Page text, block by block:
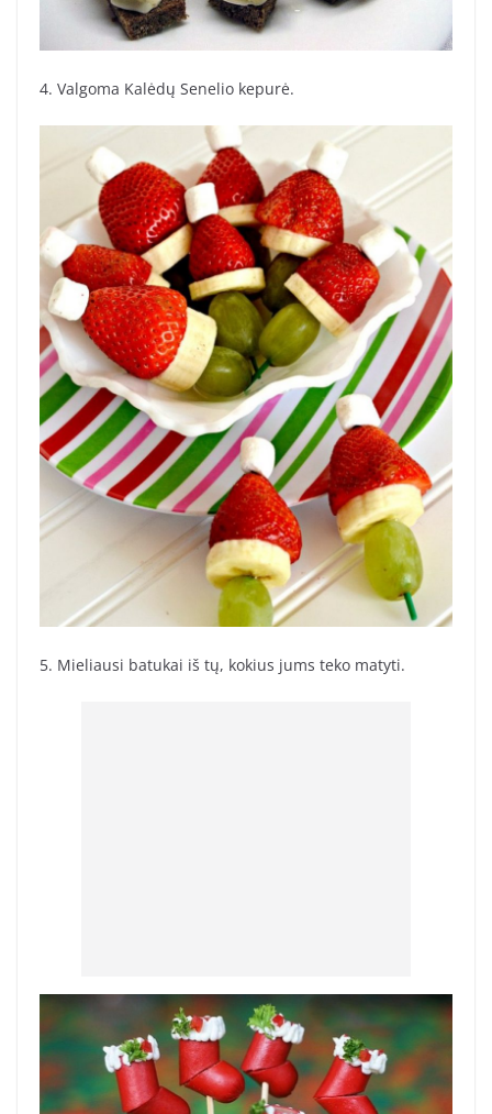
4. Valgoma Kalėdų Senelio kepurė.
5. Mieliausi batukai iš tų, kokius jums teko matyti.